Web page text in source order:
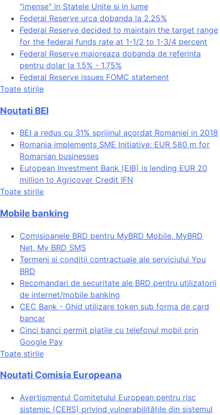
"imense" in Statele Unite si in lume
Federal Reserve urca dobanda la 2,25%
Federal Reserve decided to maintain the target range
for the federal funds rate at 1-1/2 to 1-3/4 percent
Federal Reserve majoreaza dobanda de referinta
pentru dolar la 1,5% - 1,75%
Federal Reserve issues FOMC statement
Toate stirile
Noutati BEI
BEI a redus cu 31% sprijinul acordat Romaniei in 2018
Romania implements SME Initiative: EUR 580 m for
Romanian businesses
European Investment Bank (EIB) is lending EUR 20
million to Agricover Credit IFN
Toate stirile
Mobile banking
Comisioanele BRD pentru MyBRD Mobile, MyBRD
Net, My BRD SMS
Termeni si conditii contractuale ale serviciului You
BRD
Recomandari de securitate ale BRD pentru utilizatorii
de internet/mobile banking
CEC Bank - Ghid utilizare token sub forma de card
bancar
Cinci banci permit platile cu telefonul mobil prin
Google Pay
Toate stirile
Noutati Comisia Europeana
Avertismentul Comitetului European pentru risc
sistemic (CERS) privind vulnerabilitățile din sistemul